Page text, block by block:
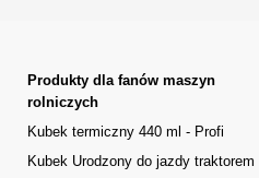
Produkty dla fanów maszyn
rolniczych
Kubek termiczny 440 ml - Profi
Kubek Urodzony do jazdy traktorem